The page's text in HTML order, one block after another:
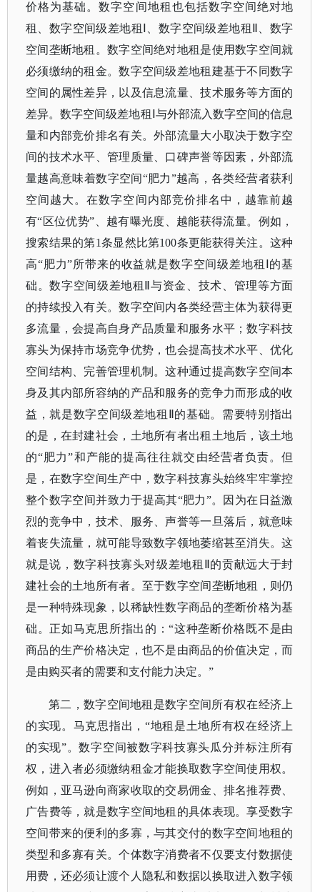
价格为基础。数字空间地租也包括数字空间绝对地
租、数字空间级差地租Ⅰ、数字空间级差地租Ⅱ、数字
空间垄断地租。数字空间绝对地租是使用数字空间就
必须缴纳的租金。数字空间级差地租建基于不同数字
空间的属性差异，以及信息流量、技术服务等方面的
差异。数字空间级差地租Ⅰ与外部流入数字空间的信息
量和内部竞价排名有关。外部流量大小取决于数字空
间的技术水平、管理质量、口碑声誉等因素，外部流
量越高意味着数字空间“肥力”越高，各类经营者获利
空间越大。在数字空间内部竞价排名中，越靠前越
有“区位优势”、越有曝光度、越能获得流量。例如，
搜索结果的第1条显然比第100条更能获得关注。这种
高“肥力”所带来的收益就是数字空间级差地租Ⅰ的基
础。数字空间级差地租Ⅱ与资金、技术、管理等方面
的持续投入有关。数字空间内各类经营主体为获得更
多流量，会提高自身产品质量和服务水平；数字科技
寡头为保持市场竞争优势，也会提高技术水平、优化
空间结构、完善管理机制。这种通过提高数字空间本
身及其内部所容纳的产品和服务的竞争力而形成的收
益，就是数字空间级差地租Ⅱ的基础。需要特别指出
的是，在封建社会，土地所有者出租土地后，该土地
的“肥力”和产能的提高往往就交由经营者负责。但
是，在数字空间生产中，数字科技寡头始终牢牢掌控
整个数字空间并致力于提高其“肥力”。因为在日益激
烈的竞争中，技术、服务、声誉等一旦落后，就意味
着丧失流量，就可能导致数字领地萎缩甚至消失。这
就是说，数字科技寡头对级差地租Ⅱ的贡献远大于封
建社会的土地所有者。至于数字空间垄断地租，则仍
是一种特殊现象，以稀缺性数字商品的垄断价格为基
础。正如马克思所指出的：“这种垄断价格既不是由
商品的生产价格决定，也不是由商品的价值决定，而
是由购买者的需要和支付能力决定。”
第二，数字空间地租是数字空间所有权在经济上
的实现。马克思指出， “地租是土地所有权在经济上
的实现”。数字空间被数字科技寡头瓜分并标注所有
权，进入者必须缴纳租金才能换取数字空间使用权。
例如，亚马逊向商家收取的交易佣金、排名推荐费、
广告费等，就是数字空间地租的具体表现。享受数字
空间带来的便利的多寡，与其交付的数字空间地租的
类型和多寡有关。个体数字消费者不仅要支付数据使
用费，还必须让渡个人隐私和数据以换取进入数字领